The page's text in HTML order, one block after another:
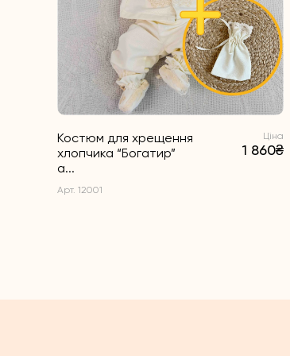
Костюм для хрещення
хлопчика “Богатир”
а...
Арт. 12001
Ціна
1 860₴